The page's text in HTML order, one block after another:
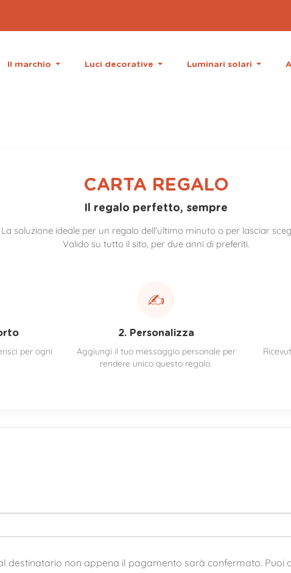
Il marchio Luci decorative Luminari solari
CARTA REGALO
Il regalo perfetto, sempre
La soluzione ideale per un regalo dell'ultimo minuto o per lasciar
Valido su tutto il sito, per due anni di preferiti.
per ogni
✍️
2. Personalizza
Aggiungi il tuo messaggio personale per
rendere unico questo regalo.
destinatario non appena il pagamento sarà confermato. Puoi